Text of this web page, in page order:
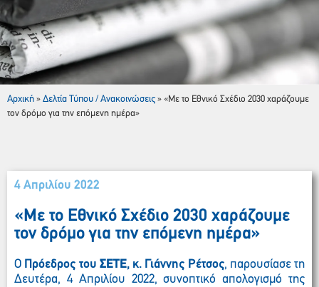
Αρχική » Δελτία Τύπου / Ανακοινώσεις » «Με το Εθνικό Σχέδιο 2030 χαράζουμε
τον δρόμο για την επόμενη ημέρα»
4 Απριλίου 2022
«Με το Εθνικό Σχέδιο 2030 χαράζουμε
τον δρόμο για την επόμενη ημέρα»
Ο Πρόεδρος του ΣΕΤΕ, κ. Γιάννης Ρέτσος, παρουσίασε τη
Δευτέρα, 4 Απριλίου 2022, συνοπτικό απολογισμό της